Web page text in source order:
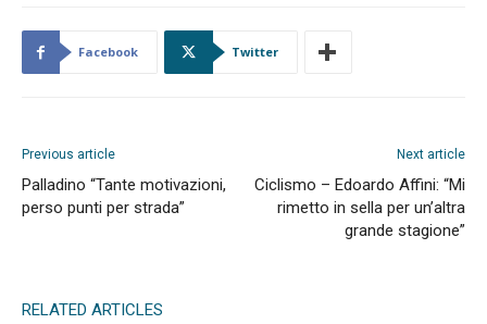
Facebook Twitter
Previous article
Palladino “Tante motivazioni,
perso punti per strada”
Next article
Ciclismo – Edoardo Affini: “Mi
rimetto in sella per un’altra
grande stagione”
RELATED ARTICLES